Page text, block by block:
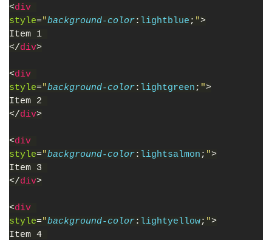
<div
style="background-color: lightblue ; ">
Item 1
</div>
<div
style="background-color: lightgreen ; ">
Item 2
</div>
<div
style="background-color: lightsalmon ; ">
Item 3
</div>
<div
style="background-color: lightyellow; ">
Item 4